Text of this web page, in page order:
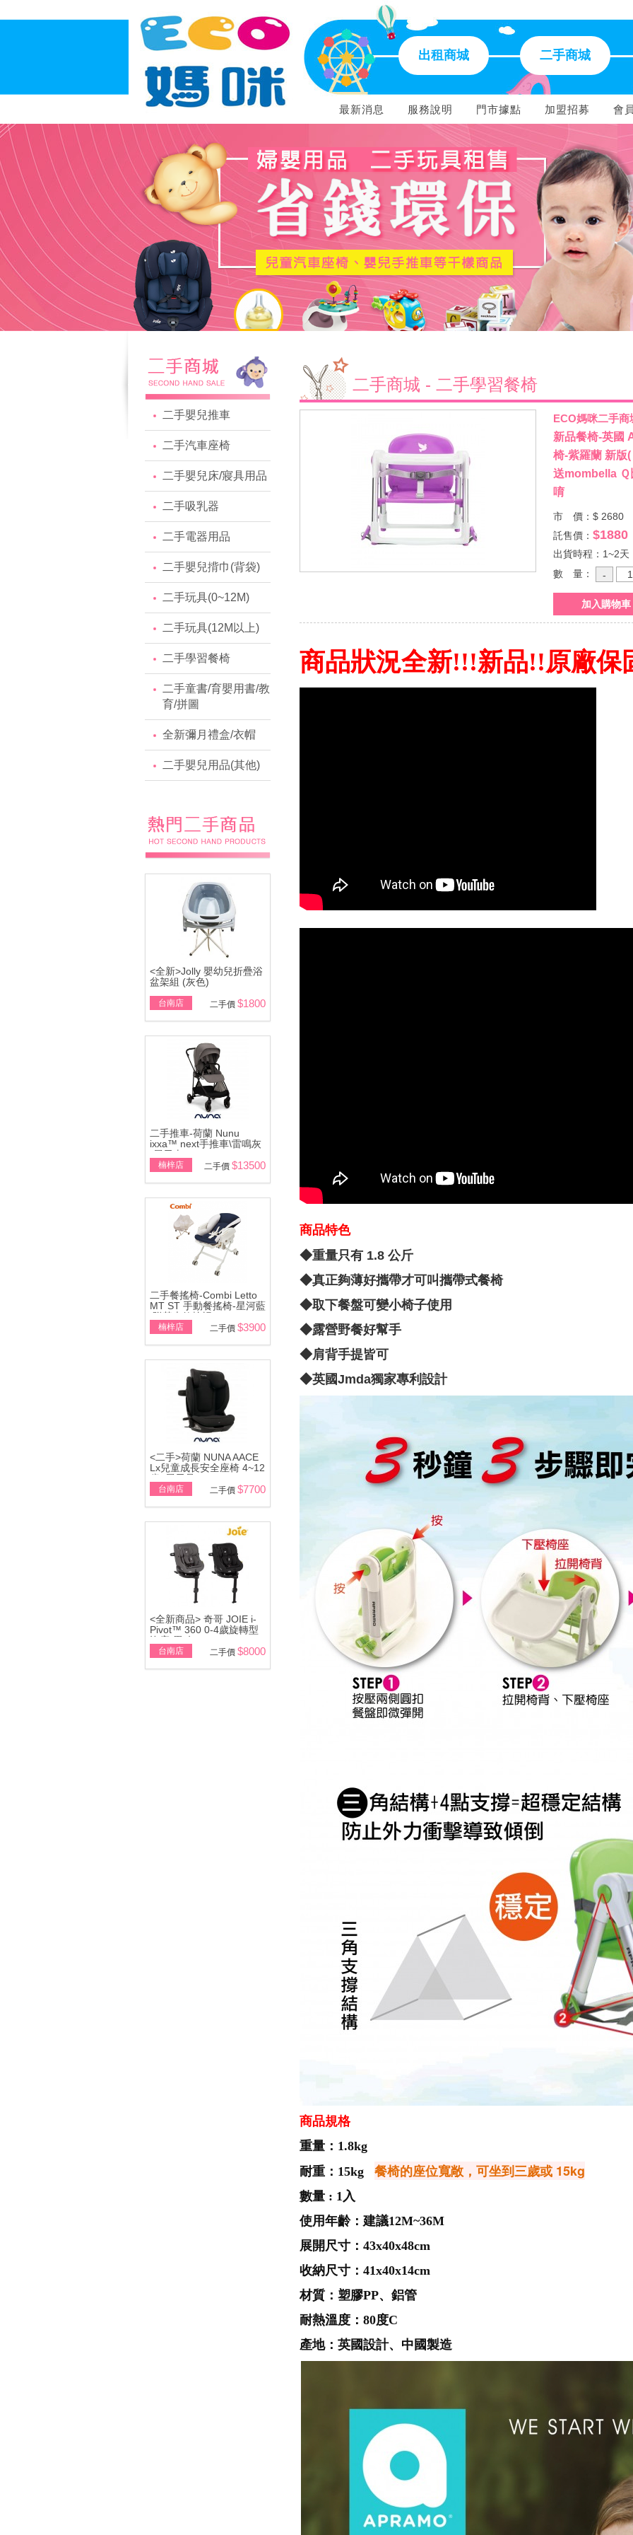
出租商城 二手商城
最新消息 服務說明 門市據點 加盟招募 會
二手嬰兒推車
二手汽車座椅
二手嬰兒床/寢具用品
二手吸乳器
二手電器用品
二手嬰兒揹巾(背袋)
二手玩具(0~12M)
二手玩具(12M以上)
二手學習餐椅
二手童書/育嬰用書/教
育/拼圖
全新彌月禮盒/衣帽
二手嬰兒用品(其他)
<全新>Jolly 嬰幼兒折疊浴
盆架組 (灰色)
台南店 二手價 $1800
二手推車-荷蘭 Nunu
ixxa™ next手推車\雷鳴灰
(展示車)
楠梓店 二手價 $13500
二手餐搖椅-Combi Letto
MT ST 手動餐搖椅-星河藍
\附基本款蚊帳
楠梓店 二手價 $3900
<二手>荷蘭 NUNA AACE
Lx兒童成長安全座椅 4~12
歲~展示品
台南店 二手價 $7700
<全新商品> 奇哥 JOIE i-
Pivot™ 360 0-4歲旋轉型
汽座(黑/灰)
台南店 二手價 $8000
二手商城 - 二手學習餐椅
ECO媽咪二手商
新品餐椅-英國
椅-紫羅蘭 新版
送mombella
唷
市 價：$ 2680
託售價： $1880
出貨時程：1~2天
數 量：
商品狀況全新!!!新品!!原廠保
商品特色
◆重量只有 1.8 公斤
◆真正夠薄好攜帶才可叫攜帶式餐椅
◆取下餐盤可變小椅子使用
◆露營野餐好幫手
◆肩背手提皆可
◆英國Jmda獨家專利設計
商品規格
重量：1.8kg
耐重：15kg 餐椅的座位寬敞，可坐到三歲或 15kg
數量 : 1入
使用年齡：建議12M~36M
展開尺寸：43x40x48cm
收納尺寸：41x40x14cm
材質：塑膠PP、鋁管
耐熱溫度：80度C
產地：英國設計、中國製造